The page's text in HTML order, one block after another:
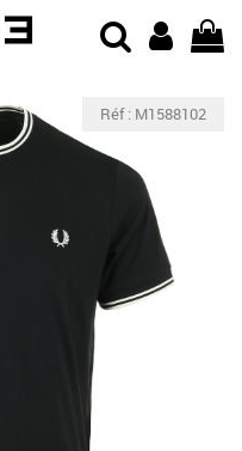
Réf : M1588102